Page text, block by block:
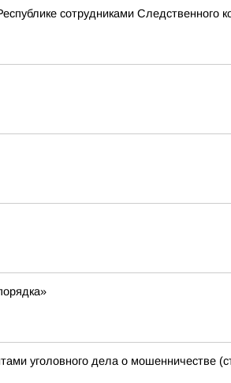
сотрудниками Следственного
уголовного дела о мошенничестве